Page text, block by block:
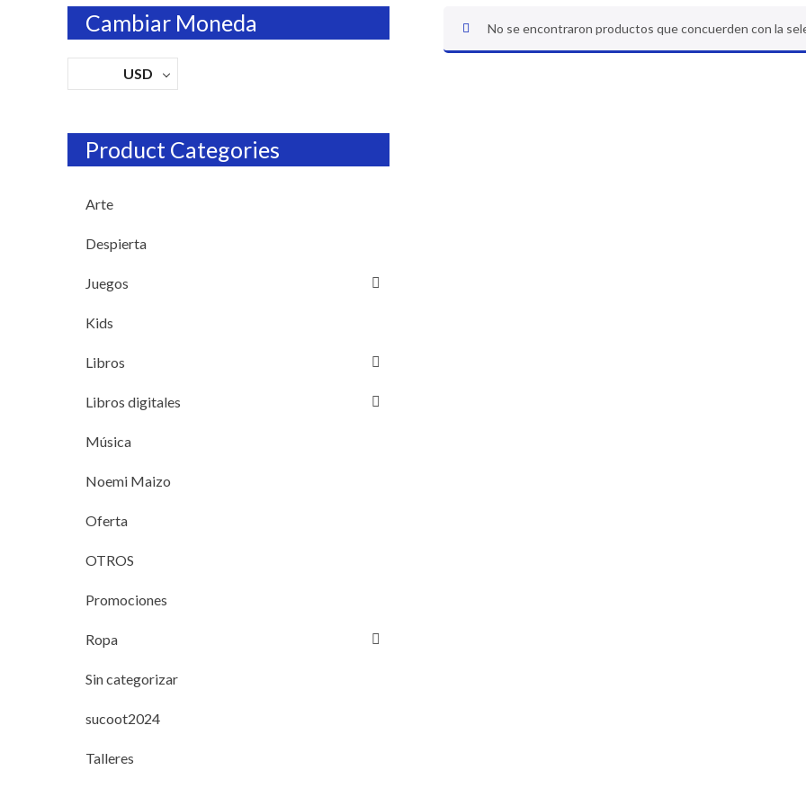
No se encontraron productos que concuerden con la
Cambiar Moneda
USD
Product Categories
Arte
Despierta
Juegos
Kids
Libros
Libros digitales
Música
Noemi Maizo
Oferta
OTROS
Promociones
Ropa
Sin categorizar
sucoot2024
Talleres